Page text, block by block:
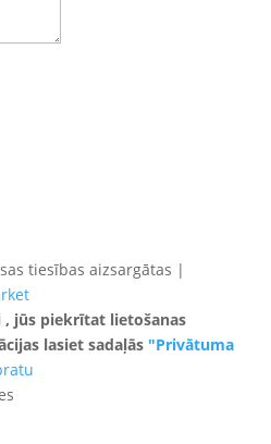
tiesības aizsargātas |
jūs piekrītat lietošanas
lasiet sadaļās "Privātuma